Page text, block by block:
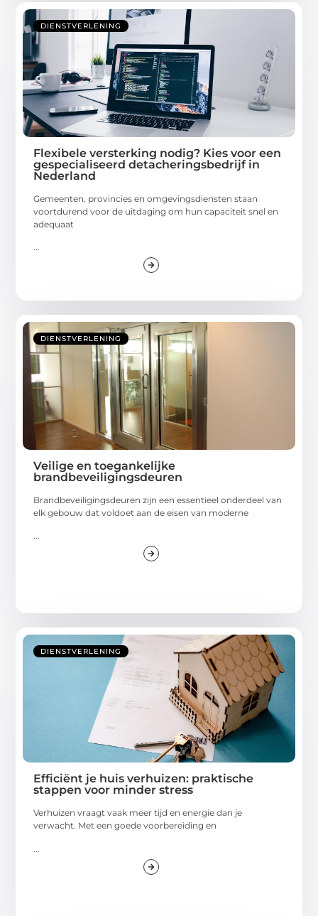
DIENSTVERLENING
Flexibele versterking nodig? Kies voor een
gespecialiseerd detacheringsbedrijf in
Nederland
Gemeenten, provincies en omgevingsdiensten staan
voortdurend voor de uitdaging om hun capaciteit snel en
adequaat
DIENSTVERLENING
Veilige en toegankelijke
brandbeveiligingsdeuren
Brandbeveiligingsdeuren zijn een essentieel onderdeel van
elk gebouw dat voldoet aan de eisen van moderne
...
DIENSTVERLENING
Efficiënt je huis verhuizen: praktische
stappen voor minder stress
Verhuizen vraagt vaak meer tijd en energie dan je
verwacht. Met een goede voorbereiding en